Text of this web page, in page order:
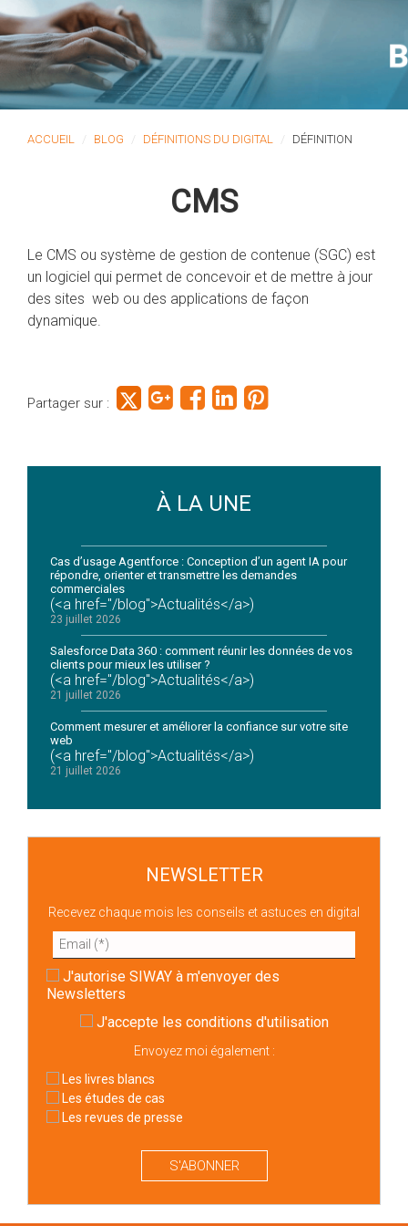
ACCUEIL BLOG DÉFINITIONS DU DIGITAL DÉFINITION
CMS
Le CMS ou système de gestion de contenue (SGC) est
un logiciel qui permet de concevoir et de mettre à jour
des sites web ou des applications de façon
dynamique.
Partager sur :
À LA UNE
Cas d’usage Agentforce : Conception d’un agent IA pour
répondre, orienter et transmettre les demandes
commerciales
(<a href="/blog">Actualités</a>)
23 juillet 2026
Salesforce Data 360 : comment réunir les données de vos
clients pour mieux les utiliser ?
(<a href="/blog">Actualités</a>)
21 juillet 2026
Comment mesurer et améliorer la confiance sur votre site
web
(<a href="/blog">Actualités</a>)
21 juillet 2026
NEWSLETTER
Recevez chaque mois les conseils et astuces en digital
Newsletters
J'accepte les conditions d'utilisation
Envoyez moi également :
Les livres blancs
Les études de cas
Les revues de presse
S'ABONNER